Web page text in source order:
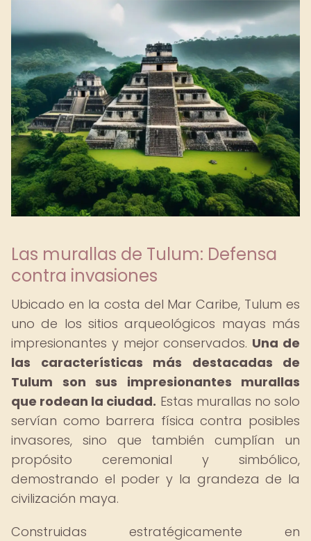
Las murallas de Tulum: Defensa
contra invasiones
Ubicado en la costa del Mar Caribe, Tulum es
uno de los sitios arqueológicos mayas más
impresionantes y mejor conservados. Una de
las características más destacadas de
Tulum son sus impresionantes murallas
que rodean la ciudad. Estas murallas no solo
servían como barrera física contra posibles
invasores, sino que también cumplían un
propósito ceremonial y simbólico,
demostrando el poder y la grandeza de la
civilización maya.
Construidas estratégicamente en